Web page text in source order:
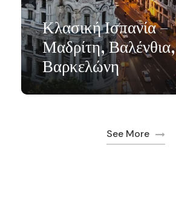
Κλασική Ισπανία –
Μαδρίτη, Βαλένθια,
Βαρκελώνη
See More